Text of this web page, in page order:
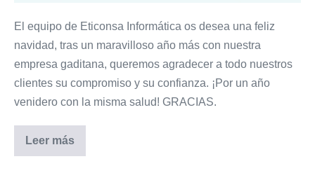
El equipo de Eticonsa Informática os desea una feliz
navidad, tras un maravilloso año más con nuestra
empresa gaditana, queremos agradecer a todo nuestros
clientes su compromiso y su confianza. ¡Por un año
venidero con la misma salud! GRACIAS.
Leer más
¡FELIZ
NAVIDAD!